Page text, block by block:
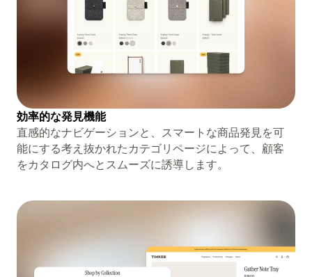
効率的な発見機能
直感的なナビゲーションと、スマートな商品発見を可
能にする考え抜かれたカテゴリページによって、顧客
をカタログ内へとスムーズに誘導します。